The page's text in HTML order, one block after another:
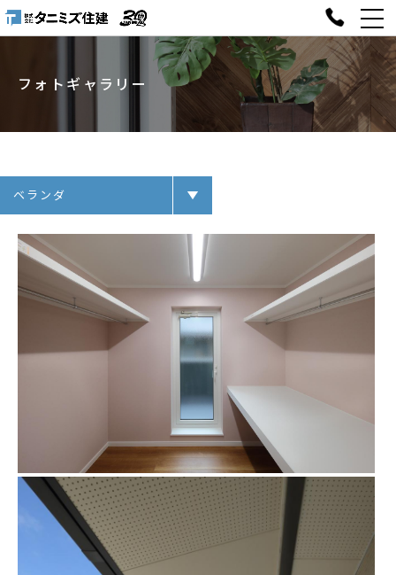
フォトギャラリー
ベランダ